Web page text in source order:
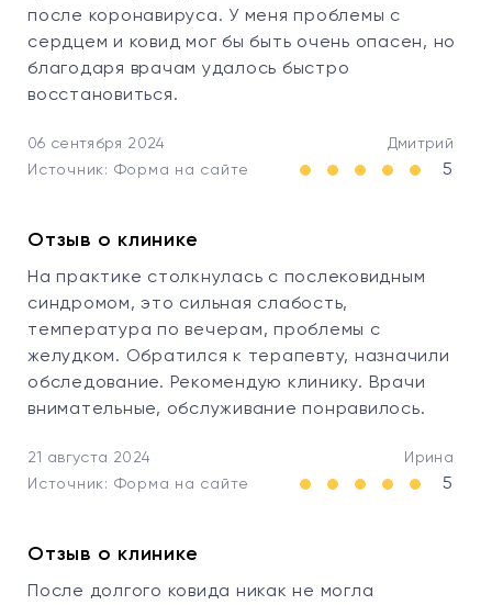
после коронавируса. У меня проблемы с
сердцем и ковид мог бы быть очень опасен, но
благодаря врачам удалось быстро
восстановиться.
06 сентября 2024
Дмитрий
Источник: Форма на сайте
5
Отзыв о клинике
На практике столкнулась с послековидным
синдромом, это сильная слабость,
температура по вечерам, проблемы с
желудком. Обратился к терапевту, назначили
обследование. Рекомендую клинику. Врачи
внимательные, обслуживание понравилось.
21 августа 2024
Ирина
Источник: Форма на сайте
5
Отзыв о клинике
После долгого ковида никак не могла